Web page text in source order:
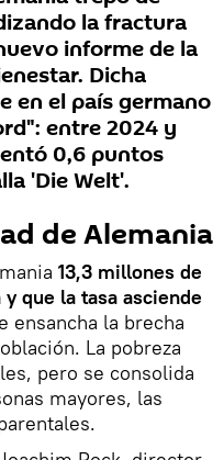
la fractura
informe de la
Dicha
en el país germano
entre 2024 y
0,6 puntos
'Die Welt'.
de Alemania
13,3 millones de
que la tasa asciende
ensancha la brecha
La pobreza
pero se consolida
mayores, las